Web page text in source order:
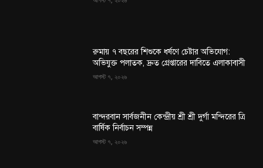
রুমায় ৭ বছরের শিশুকে ধর্ষণে চেষ্টার অভিযোগ:
অভিযুক্ত পলাতক, দ্রুত গ্রেপ্তারের দাবিতে এলাকাবাসী
আগস্ট ৭, ২০২৬
বান্দরবান সার্বজনীন কেন্দ্রীয় শ্রী শ্রী দুর্গা মন্দিরের ত্রি
বার্ষিক নির্বাচন সম্পন্ন
আগস্ট ৭, ২০২৬